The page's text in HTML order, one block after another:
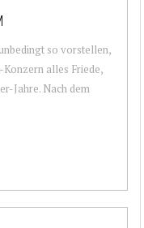
so vorstellen,
alles Friede,
Jahre. Nach dem